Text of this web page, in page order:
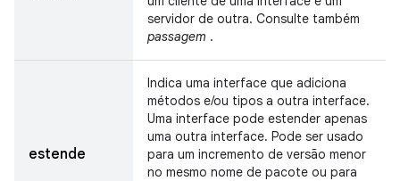
servidor de outra. Consulte também
passagem .
estende
Indica uma interface que adiciona
métodos e/ou tipos a outra interface.
Uma interface pode estender apenas
uma outra interface. Pode ser usado
para um incremento de versão menor
no mesmo nome de pacote ou para